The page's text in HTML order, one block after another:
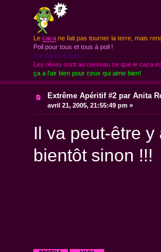
Le cacane fait pas tourner la terre, mais
Poil pour tous et tous à poil !
J'ai fait kk à ikea !
Les rêves sont au cerveau ce que le caca
ça a l'air bien pour ceux qui aime bien!
Extrême Apéritif #2 par Anita
avril 21, 2005, 21:55:49 pm »
Il va peut-être
bientôt sinon !!!